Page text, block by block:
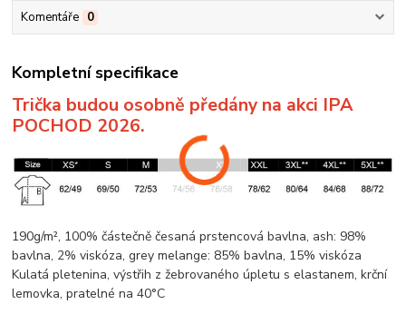
Komentáře 0
Kompletní specifikace
Trička budou osobně předány na akci IPA
POCHOD 2026.
190g/m², 100% částečně česaná prstencovábavlna, ash: 98%
bavlna, 2%viskóza, greymelange: 85%bavlna, 15%viskóza
Kulatá pletenina, výstřih z žebrovaného úpletu s elastanem,krční
lemovka, pratelné na 40°C